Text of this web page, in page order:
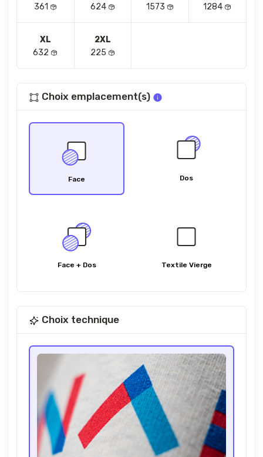
361
624
1573
1284
XL
632
2XL
225
Choix emplacement(s)
Face Dos
Face + Dos Textile Vierge
Choix technique